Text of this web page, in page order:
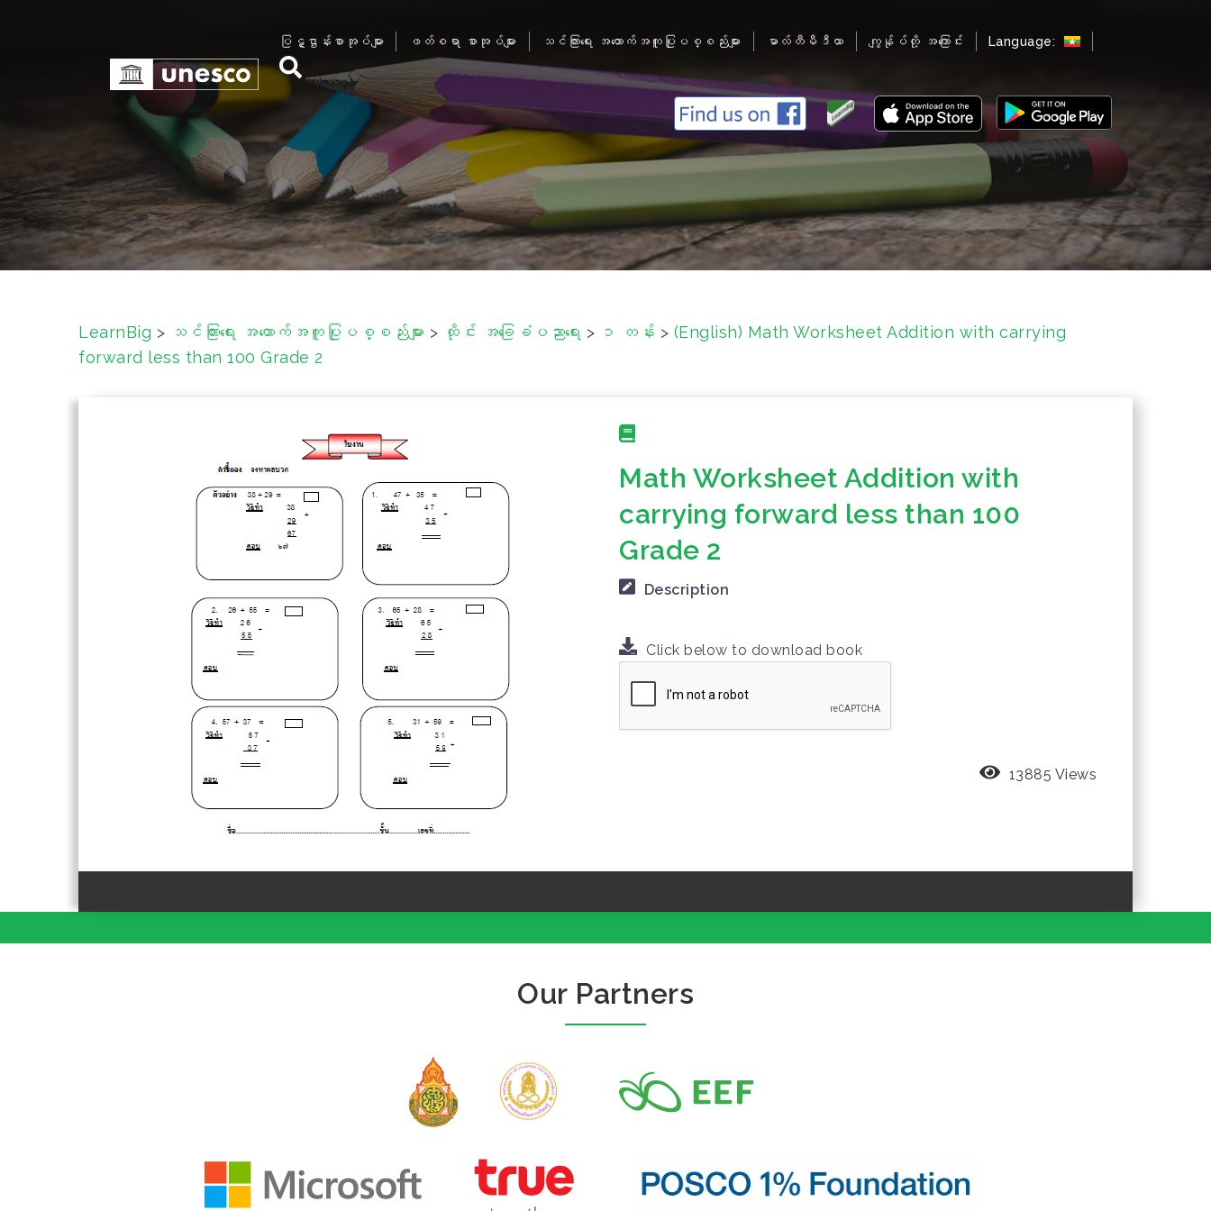
n
t
e
ပြဋ္ဌာန်းစာအုပ်များ ဖတ်စရာ စာအုပ်များ သင်ကြားရေး အထောက်အကူပြုပစ္စည်းများ မာလ်တီမီဒီယာ ကျွန်ုပ်တို့ အကြောင်း Language:
LearnBig > သင်ကြားရေး အထောက်အကူပြုပစ္စည်းများ > ထိုင်း အခြေခံပညာရေး > ၁ တန်း > (English) Math Worksheet Addition with carrying
forward less than 100 Grade 2
Math Worksheet Addition with
carrying forward less than 100
Grade 2
Description
Click below to download book
13885 Views
Our Partners